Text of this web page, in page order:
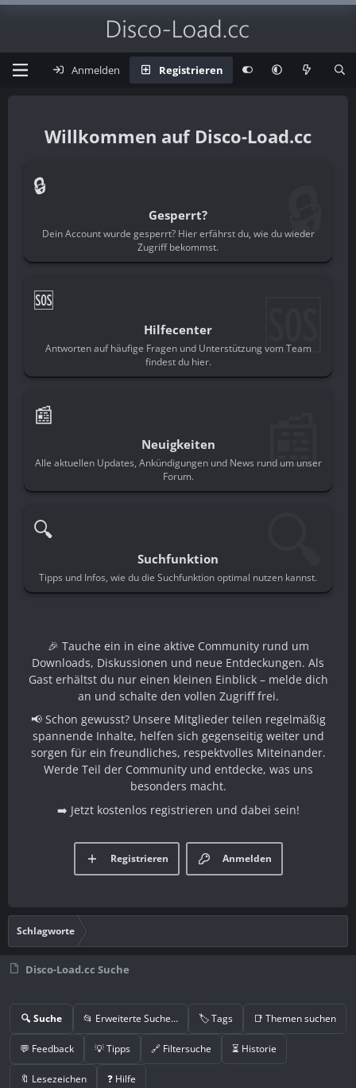
Anmelden Registrieren
Disco-Load.cc
🔒
Gesperrt?
Dein Account wurde gesperrt? Hier erfährst du, wie du wieder
Zugriff bekommst.
🔒
🆘
Hilfecenter
Antworten auf häufige Fragen und Unterstützung vom Team
findest du hier.
🆘
📰
Neuigkeiten
Alle aktuellen Updates, Ankündigungen und News rund um unser
Forum.
📰
🔍
Suchfunktion
Tipps und Infos, wie du die Suchfunktion optimal nutzen kannst.
🎉 Tauche ein in eine aktive Community rund um
Downloads, Diskussionen und neue Entdeckungen. Als
Gast erhältst du nur einen kleinen Einblick – melde dich
an und schalte den vollen Zugriff frei.
📢 Schon gewusst? Unsere Mitglieder teilen regelmäßig
spannende Inhalte, helfen sich gegenseitig weiter und
sorgen für ein freundliches, respektvolles Miteinander.
Werde Teil der Community und entdecke, was uns
besonders macht.
➡️ Jetzt kostenlos registrieren und dabei sein!
Anmelden
Registrieren
Schlagworte
Disco-Load.cc Suche
🔍 Suche 📂 Erweiterte Suche… 🏷️ Tags 📑 Themen suchen
💬 Feedback 💡 Tipps 🔗 Filtersuche ⏳ Historie
🔖 Lesezeichen ❓ Hilfe